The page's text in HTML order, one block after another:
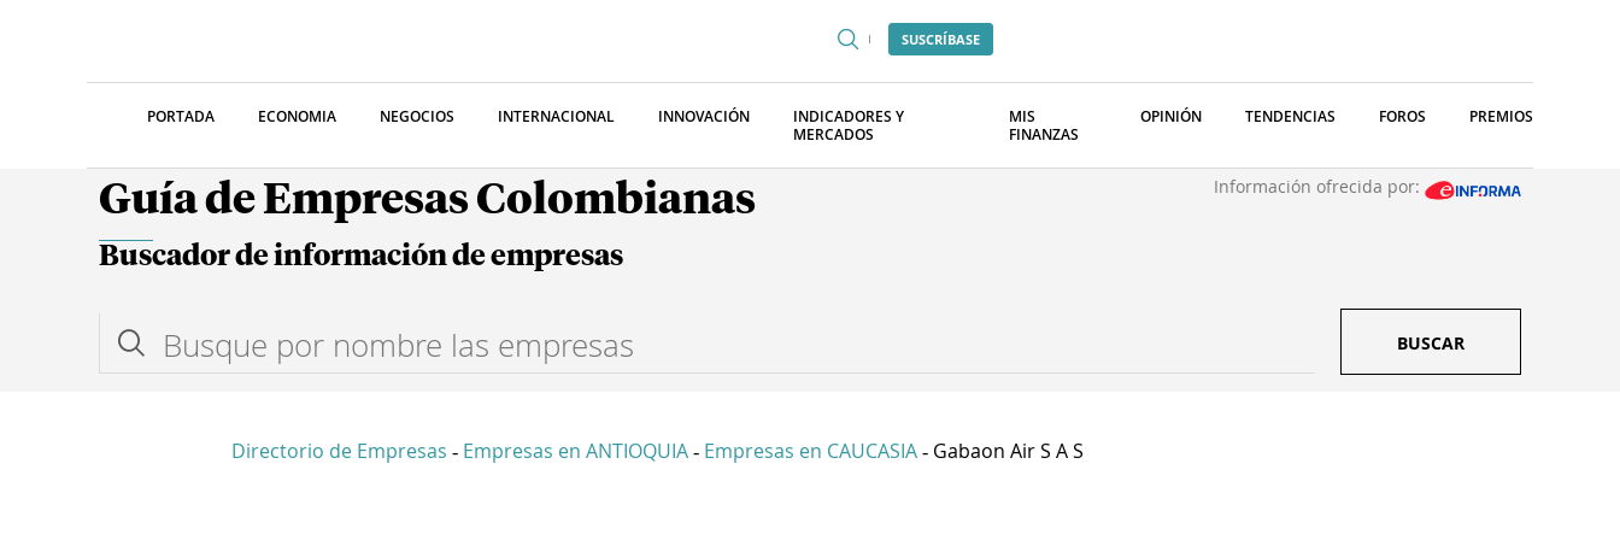
SUSCRÍBASE
PORTADA ECONOMIA NEGOCIOS INTERNACIONAL INNOVACIÓN
INDICADORES Y
MERCADOS
MIS
FINANZAS
OPINIÓN TENDENCIAS FOROS PREMIOS
Guía de Empresas Colombianas Información ofrecida por:
Buscador de información de empresas
BUSCAR
Directorio de Empresas - Empresas en ANTIOQUIA - Empresas en CAUCASIA - Gabaon Air S A S